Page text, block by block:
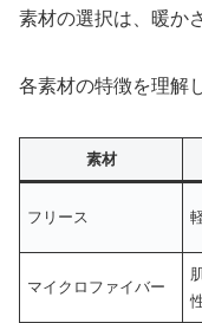
素材の選択は、暖か
各素材の特徴を理解
素材
フリース
マイクロファイバー